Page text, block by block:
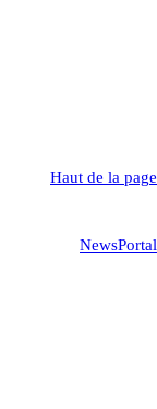
Haut de la page
NewsPortal